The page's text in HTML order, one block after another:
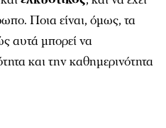
Ποια είναι, όµως, τα
αυτά µπορεί να
και την καθηµερινότητα